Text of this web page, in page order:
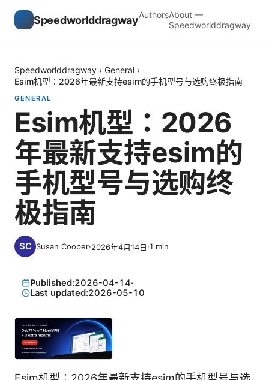
SpeedworlddragwayAuthorsAbout —
Speedworlddragway
Speedworlddragway › General ›
Esim机型：2026年最新支持esim的手机型号与选购终极指南
GENERAL
Esim机型：2026
年最新支持esim的
手机型号与选购终
极指南
Susan Cooper·2026年4月14日·1 min
Published:2026-04-14·
Last updated:2026-05-10